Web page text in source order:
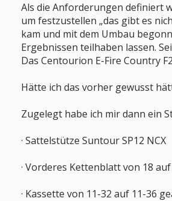
Als die Anforderungen definiert
um festzustellen „das gibt es
kam und mit dem Umbau
Ergebnissen teilhaben lassen.
Das Centourion E-Fire Country
Hätte ich das vorher gewusst
Zugelegt habe ich mir dann ein
· Sattelstütze Suntour SP12 NCX
· Vorderes Kettenblatt von 18
· Kassette von 11-32 auf 11-36